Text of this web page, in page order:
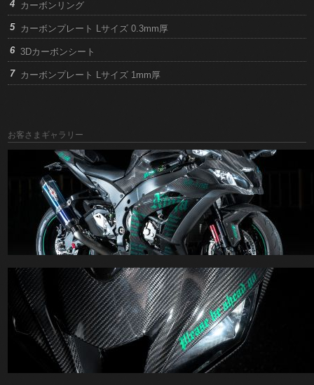
カーボンリング
カーボンプレート Lサイズ 0.3mm厚
3Dカーボンシート
カーボンプレート Lサイズ 1mm厚
お客さまギャラリー